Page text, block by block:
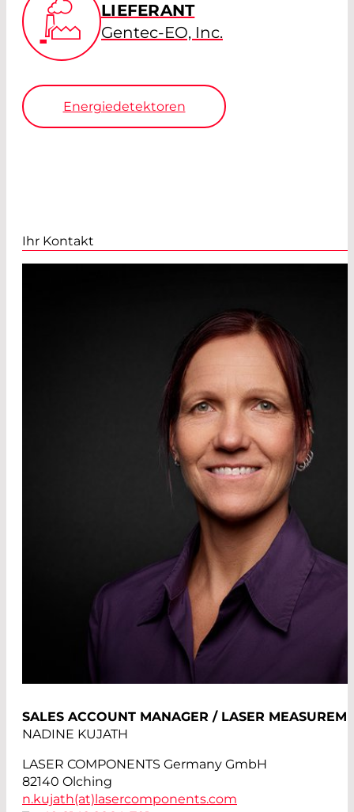
LIEFERANT
Gentec-EO, Inc.
Energiedetektoren
Ihr Kontakt
SALES ACCOUNT MANAGER / LASER
NADINE KUJATH
LASER COMPONENTS Germany GmbH
82140 Olching
n.kujath(at) lasercomponents.com